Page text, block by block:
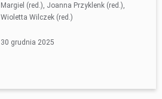
Margiel (red.), Joanna Przyklenk (red.),
Wioletta Wilczek (red.)
30 grudnia 2025